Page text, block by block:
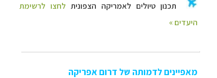
מאפיינים לדמותה של דרום אפריקה